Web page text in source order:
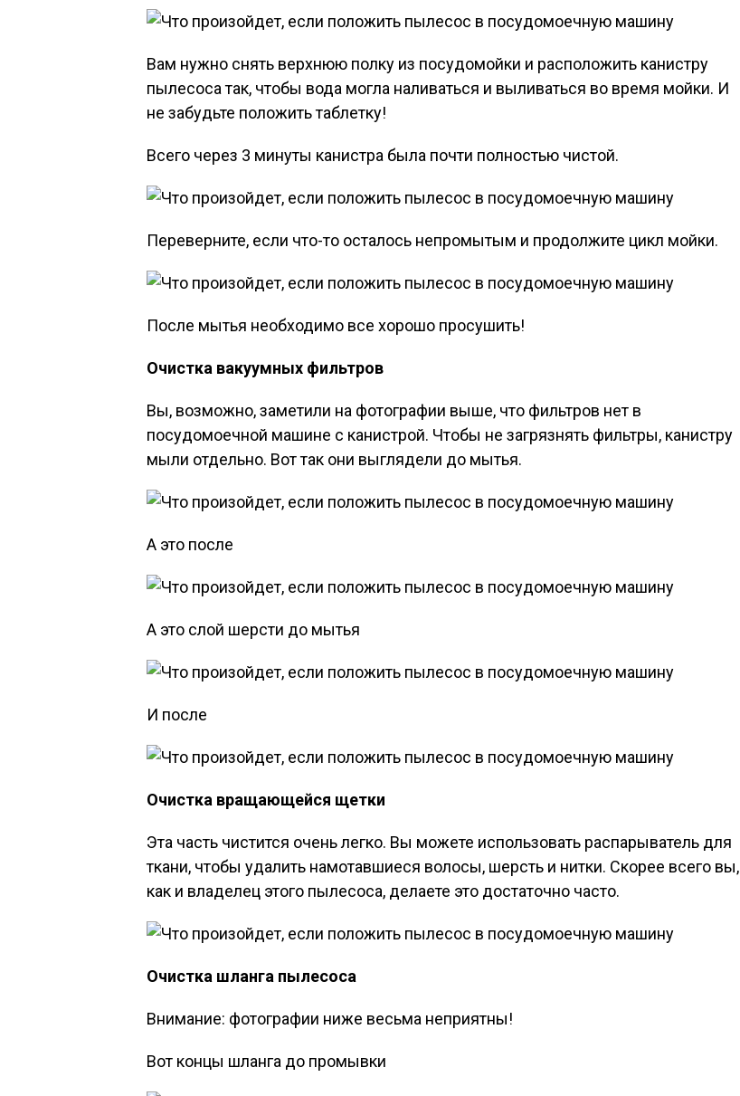
Вам нужно снять верхнюю полку из посудомойки и расположить канистру
пылесоса так, чтобы вода могла наливаться и выливаться во время мойки. И
не забудьте положить таблетку!
Всего через 3 минуты канистра была почти полностью чистой.
Переверните, если что-то осталось непромытым и продолжите цикл мойки.
После мытья необходимо все хорошо просушить!
Очистка вакуумных фильтров
Вы, возможно, заметили на фотографии выше, что фильтров нет в
посудомоечной машине с канистрой. Чтобы не загрязнять фильтры, канистру
мыли отдельно. Вот так они выглядели до мытья.
А это после
А это слой шерсти до мытья
И после
Очистка вращающейся щетки
Эта часть чистится очень легко. Вы можете использовать распарыватель для
ткани, чтобы удалить намотавшиеся волосы, шерсть и нитки. Скорее всего вы,
как и владелец этого пылесоса, делаете это достаточно часто.
Очистка шланга пылесоса
Внимание: фотографии ниже весьма неприятны!
Вот концы шланга до промывки